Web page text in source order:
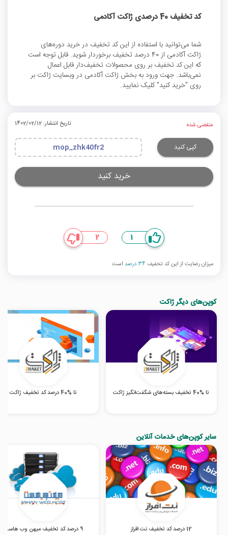
کد تخفیف 40 درصدی ژاکت آکادمی
شما می‌توانید با استفاده از این کد تخفیف در خرید دوره‌های
ژاکت آکادمی از 40 درصد تخفیف برخوردار شوید. قابل توجه است
که این کد تخفیف بر روی محصولات تخفیف‌دار قابل اعمال
نمی‌باشد. جهت ورود به بخش ژاکت آکادمی در وبسایت ژاکت بر
روی "خرید کنید" کلیک نمایید.
منقضی شده تاریخ انتشار: 1402/02/12
کپی کنید mop_zhk40fr2
خرید کنید
1
2
میزان رضایت از این کد تخفیف 34 درصد است
کوپن‌های دیگر ژاکت
تا %40 تخفیف بسته‌های شگفت‌انگیز ژاکت تا %40 درصد کد تخفیف ژاکت
سایر کوپن‌های خدمات آنلاین
12 درصد کد تخفیف نت افراز 9 درصد کد تخفیف میهن وب هاست